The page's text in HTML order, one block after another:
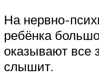
На нервно-
ребёнка
оказывают все
слышит.